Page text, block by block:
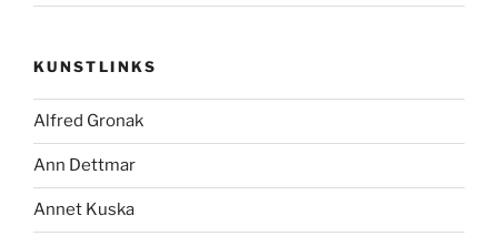
KUNSTLINKS
Alfred Gronak
Ann Dettmar
Annet Kuska